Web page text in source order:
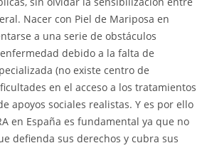
Nacer con Piel de Mariposa en
a una serie de obstáculos
debido a la falta de
(no existe centro de
en el acceso a los tratamientos
apoyos sociales realistas. Y es por ello
en España es fundamental ya que no
defienda sus derechos y cubra sus